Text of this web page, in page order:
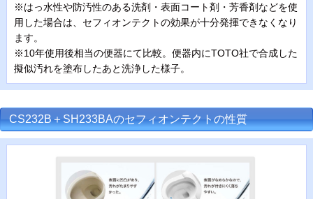
※はっ水性や防汚性のある洗剤・表面コート剤・芳香剤などを使
用した場合は、セフィオンテクトの効果が十分発揮できなくなり
ます。
※10年使用後相当の便器にて比較。便器内にTOTO社で合成した
擬似汚れを塗布したあと洗浄した様子。
CS232B＋SH233BAのセフィオンテクトの性質